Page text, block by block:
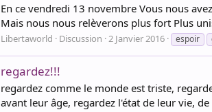
En ce vendredi 13 novembre Vous nous
Mais nous nous relèverons plus fort Plus
Libertaworld Discussion 2 Janvier 2016 espoir
regardez!!!
regardez comme le monde est triste,
avant leur âge, regardez l'état de leur vie,